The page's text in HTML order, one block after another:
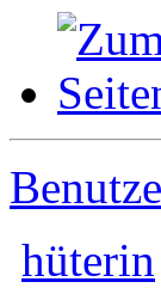
hüterin